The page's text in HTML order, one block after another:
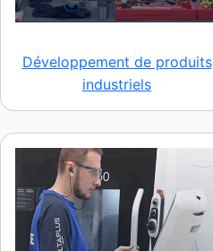
Développement de produits
industriels